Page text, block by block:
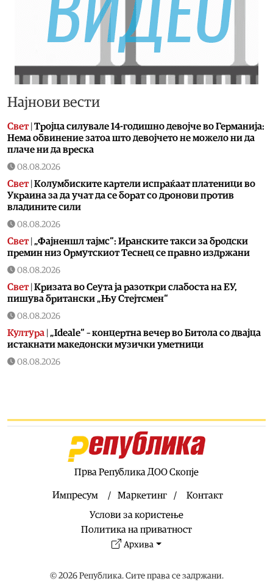
Најнови вести
Свет| Тројца силувале 14-годишно девојче во Германија:
Нема обвинение затоа што девојчето не можело ни да
плаче ни да вреска
08.08.2026
Свет| Колумбиските картели испраќаат платеници во
Украина за да учат да се борат со дронови против
владините сили
08.08.2026
Свет| „Фајненшл тајмс“: Иранските такси за бродски
премин низ Ормутскиот Теснец се правно издржани
08.08.2026
Свет| Кризата во Сеута ја разоткри слабостa на ЕУ,
пишува британски „Њу Стејтсмен“
08.08.2026
Култура „Ideale“ – концертна вечер во Битола со двајца
истакнати македонски музички уметници
08.08.2026
Култура|БИТ ФЕСТ добива изложба што не се гледа
само со очи, туку се доживува на посебен начин:
Крнчев и Најдоски одбележуваат 25 години заедничко
Хуманитарниот фестивал „Расплет“ викендов се
Во недела од Охрид почнува музичкиот
караван по повод 35 години од независноста на
Прва Република ДОО Скопје
Импресум Маркетинг
Контакт
Услови за користење
Политика на приватност
Архива
© 2026 Република. Сите права се задржани.